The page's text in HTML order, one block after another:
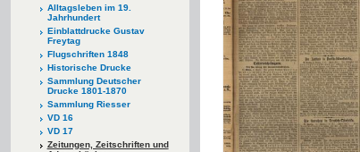
Alltagsleben im 19.
Jahrhundert
Einblattdrucke Gustav
Freytag
Flugschriften 1848
Historische Drucke
Sammlung Deutscher
Drucke 1801-1870
Sammlung Riesser
VD 16
VD 17
Zeitungen, Zeitschriften und